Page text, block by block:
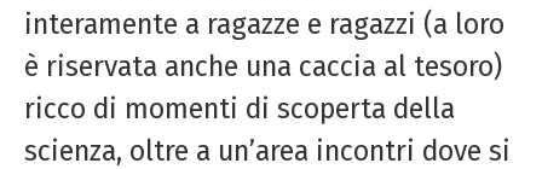
interamente a ragazze e ragazzi (a loro
è riservata anche una caccia al tesoro)
ricco di momenti di scoperta della
scienza, oltre a un’area incontri dove si